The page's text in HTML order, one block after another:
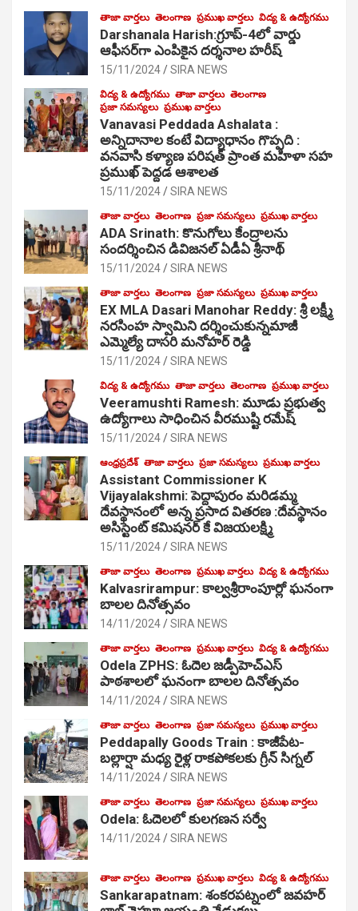
తాజా వార్తలు తెలంగాణ ప్రముఖ వార్తలు విద్య & ఉద్యోగము
Darshanala Harish:గ్రూప్-4లో వార్డు
ఆఫీసర్‌గా ఎంపికైన దర్శనాల హరీష్
15/11/2024 SIRA NEWS
విద్య & ఉద్యోగము తాజా వార్తలు తెలంగాణ
ప్రజా సమస్యలు ప్రముఖ వార్తలు
Vanavasi Peddada Ashalata :
అన్నిదానాల కంటే విద్యాధానం గొప్పది :
వనవాసి కళ్యాణ పరిషత్ ప్రాంత మహిళా సహ
ప్రముఖ్ పెద్దడ ఆశాలత
15/11/2024 SIRA NEWS
తాజా వార్తలు తెలంగాణ ప్రజా సమస్యలు ప్రముఖ వార్తలు
ADA Srinath: కొనుగోలు కేంద్రాల‌ను
సంద‌ర్శించిన డివిజనల్ ఏడీఏ శ్రీనాథ్
15/11/2024 SIRA NEWS
తాజా వార్తలు తెలంగాణ ప్రజా సమస్యలు ప్రముఖ వార్తలు
EX MLA Dasari Manohar Reddy: శ్రీ లక్ష్మీ
నరసింహ స్వామిని దర్శించుకున్నమాజీ
ఎమ్మెల్యే దాసరి మనోహర్ రెడ్డి
15/11/2024 SIRA NEWS
విద్య & ఉద్యోగము తాజా వార్తలు తెలంగాణ ప్రముఖ వార్తలు
Veeramushti Ramesh: మూడు ప్రభుత్వ
ఉద్యోగాలు సాధించిన వీరముష్టి రమేష్
15/11/2024 SIRA NEWS
ఆంధ్రప్రదేశ్ తాజా వార్తలు ప్రజా సమస్యలు ప్రముఖ వార్తలు
Assistant Commissioner K
Vijayalakshmi: పెద్దాపురం మరిడమ్మ
దేవస్థానంలో అన్న ప్రసాద వితరణ :దేవస్థానం
అసిస్టెంట్ కమిషనర్ కే విజయలక్ష్మి
15/11/2024 SIRA NEWS
తాజా వార్తలు తెలంగాణ ప్రముఖ వార్తలు విద్య & ఉద్యోగము
Kalvasrirampur: కాల్వశ్రీరాంపూర్లో ఘనంగా
బాలల దినోత్సవం
14/11/2024 SIRA NEWS
తాజా వార్తలు తెలంగాణ ప్రముఖ వార్తలు విద్య & ఉద్యోగము
Odela ZPHS: ఓదెల జ‌డ్పీహెచ్ఎస్
పాఠ‌శాల‌లో ఘనంగా బాలల దినోత్సవం
14/11/2024 SIRA NEWS
తాజా వార్తలు తెలంగాణ ప్రజా సమస్యలు ప్రముఖ వార్తలు
Peddapally Goods Train : కాజీపేట-
బల్లార్షా మధ్య రైళ్ల రాకపోకలకు గ్రీన్ సిగ్నల్
14/11/2024 SIRA NEWS
తాజా వార్తలు తెలంగాణ ప్రజా సమస్యలు ప్రముఖ వార్తలు
Odela: ఓదెలలో కులగణన సర్వే
14/11/2024 SIRA NEWS
తాజా వార్తలు తెలంగాణ ప్రముఖ వార్తలు విద్య & ఉద్యోగము
Sankarapatnam: శంకరపట్నంలో జవహర్